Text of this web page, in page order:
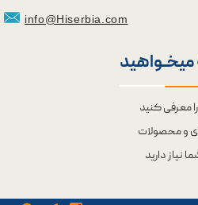
معرفی کنید
و محصولات
نیاز دارید
info@Hiserbia.com